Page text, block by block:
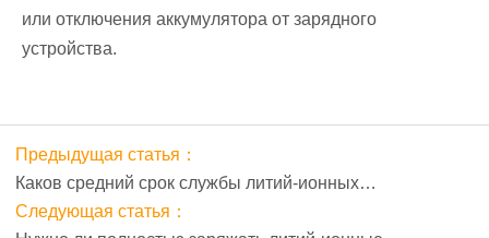
или отключения аккумулятора от зарядного
устройства.
Предыдущая статья：
Каков средний срок службы литий-ионных
аккумуляторов, износ и причины
Следующая статья：